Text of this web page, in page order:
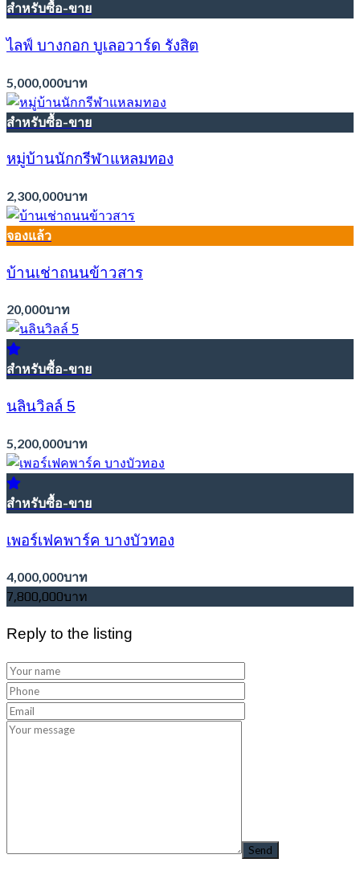
สำหรับซื้อ-ขาย
ไลฟ์ บางกอก บูเลอวาร์ด รังสิต
5,000,000บาท
สำหรับซื้อ-ขาย
หมู่บ้านนักกรีฬาแหลมทอง
2,300,000บาท
จองแล้ว
บ้านเช่าถนนข้าวสาร
20,000บาท
สำหรับซื้อ-ขาย
นลินวิลล์ 5
5,200,000บาท
สำหรับซื้อ-ขาย
เพอร์เฟคพาร์ค บางบัวทอง
4,000,000บาท
7,800,000บาท
Reply to the listing